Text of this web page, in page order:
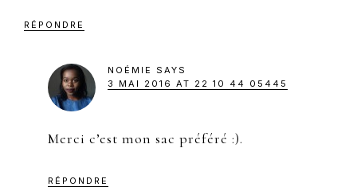
RÉPONDRE
NOÉMIE
SAYS
3 MAI 2016 AT 22 10 44 05445
Merci c’est mon sac préféré :).
RÉPONDRE